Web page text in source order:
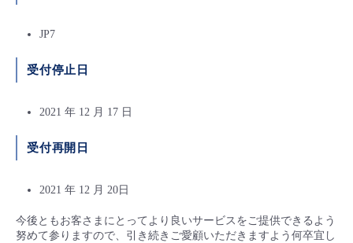
- クラウド / サーバー
- Flexible InterConnect
- Flexible Remote Access
- vUTM2
JP7
受付停止日
2021 年 12 月 17 日
受付再開日
2021 年 12 月 20日
今後ともお客さまにとってより良いサービスをご提供できるよう
努めて参りますので、引き続きご愛顧いただきますよう何卒宜し